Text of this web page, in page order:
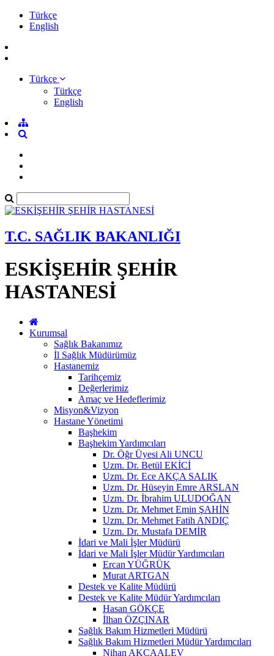
Türkçe
English
Türkçe
Türkçe
English
T.C. SAĞLIK BAKANLIĞI
ESKİŞEHİR ŞEHİR
HASTANESİ
Kurumsal
Sağlık Bakanımız
İl Sağlık Müdürümüz
Hastanemiz
Tarihçemiz
Değerlerimiz
Amaç ve Hedeflerimiz
Misyon&Vizyon
Hastane Yönetimi
Başhekim
Başhekim Yardımcıları
Dr. Öğr Üyesi Ali UNCU
Uzm. Dr. Betül EKİCİ
Uzm. Dr. Ece AKÇA SALIK
Uzm. Dr. Hüseyin Emre ARSLAN
Uzm. Dr. İbrahim ULUDOĞAN
Uzm. Dr. Mehmet Emin ŞAHİN
Uzm. Dr. Mehmet Fatih ANDIÇ
Uzm. Dr. Mustafa DEMİR
İdari ve Mali İşler Müdürü
İdari ve Mali İşler Müdür Yardımcıları
Ercan YÜĞRÜK
Murat ARTGAN
Destek ve Kalite Müdürü
Destek ve Kalite Müdür Yardımcıları
Hasan GÖKÇE
İlhan ÖZÇINAR
Sağlık Bakım Hizmetleri Müdürü
Sağlık Bakım Hizmetleri Müdür Yardımcıları
Nihan AKÇAALEV